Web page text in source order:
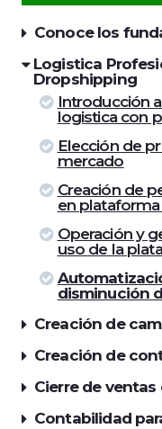
Conoce los
Logistica
Dropshipping
Introducción
logistica con
Elección de
mercado
Creación de
en
Operación y
uso de la
disminución
Creación de
Creación de
Cierre de
Contabilidad